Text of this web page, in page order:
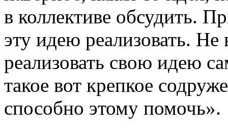
в коллективе обсудить.
эту идею реализовать. Не
реализовать свою идею
такое вот крепкое
способно этому помочь».